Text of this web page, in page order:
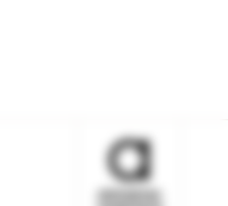
Bezoek de